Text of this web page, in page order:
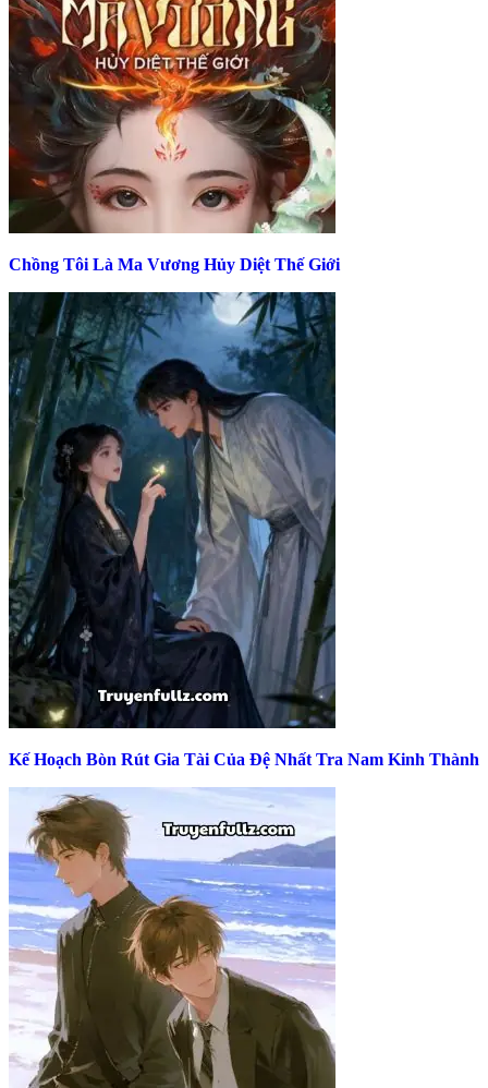
Chồng Tôi Là Ma Vương Hủy Diệt Thế Giới
Kế Hoạch Bòn Rút Gia Tài Của Đệ Nhất Tra Nam Kinh Thành